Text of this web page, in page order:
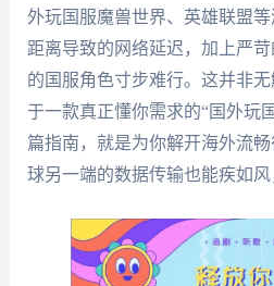
外玩国服魔兽世界、英雄联盟
距离导致的网络延迟，加上严
的国服角色寸步难行。这并非
于一款真正懂你需求的“国外玩
篇指南，就是为你解开海外流
球另一端的数据传输也能疾如风